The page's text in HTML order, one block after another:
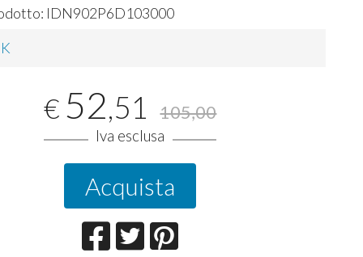
IDN902P6D103000
€ 52,51 105,00
Iva esclusa
Acquista